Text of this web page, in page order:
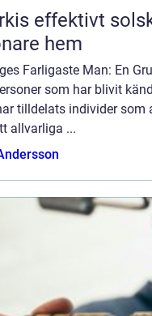
för ett svalare och
hem
Farligaste Man: En
som har blivit
tilldelats individer som
allvarliga ...